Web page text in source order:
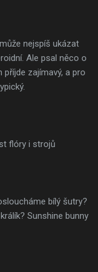
nejspíš ukázat
Ale psal něco o
zajímavý, a pro
flóry i strojů
bílý šutry?
Sunshine bunny